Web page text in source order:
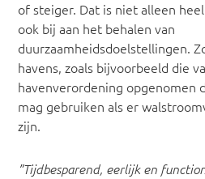
of steiger. Dat is niet alleen
ook bij aan het behalen van
duurzaamheidsdoelstellingen.
havens, zoals bijvoorbeeld die
havenverordening opgenomen
mag gebruiken als er
zijn.
”Tijdbesparend, eerlijk en